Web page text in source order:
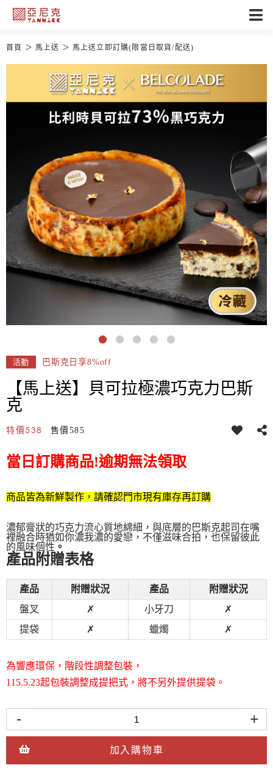
首頁 馬上送 馬上送立即訂購(限當日取貨/配送)
活動 巴斯克日享8%off
【馬上送】貝可拉極濃巧克力巴斯
克
特價538 售價 585
當日訂購商品!逾期無法領取
商品皆為新鮮製作，請確認門市現有庫存再訂購
濃郁膏狀的巧克力流心質地綿細，與底層的巴斯克起司在嘴
裡融合時猶如你濃我濃的愛戀，不僅滋味合拍，也保留彼此
的風味個性 。
產品附贈表格
產品 附贈狀況 產品
附贈狀況
盤叉
✗ 小牙刀
✗
提袋
✗ 蠟燭 ✗
為響應環保，階段性調整包裝，
115.5.23起包裝調整成提把式，將不另外提供提袋。
- +
加入購物車